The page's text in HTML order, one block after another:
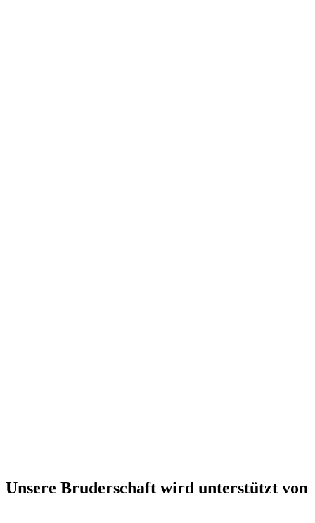
Unsere Bruderschaft wird unterstützt von